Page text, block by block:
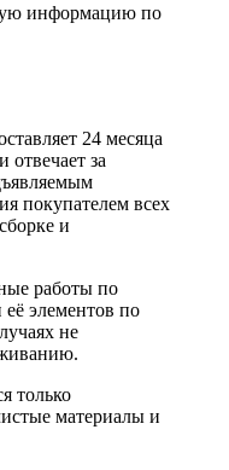
информацию по
24 месяца
за
покупателем всех
и
работы по
её элементов по
не
только
материалы и